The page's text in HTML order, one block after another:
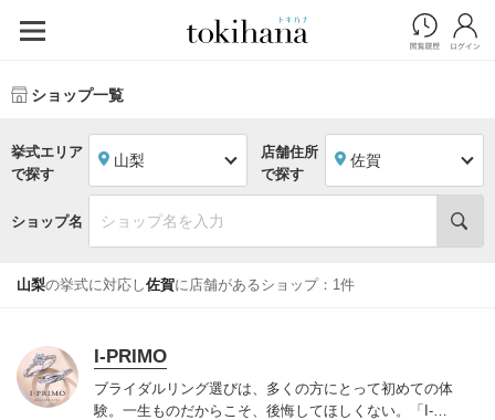
ショップ一覧
挙式エリア
で探す
山梨
店舗住所
で探す
佐賀
ショップ名
山梨の挙式に対応し佐賀に店舗があるショップ：1件
I-PRIMO
ブライダルリング選びは、多くの方にとって初めての体
験。一生ものだからこそ、後悔してほしくない。「I-